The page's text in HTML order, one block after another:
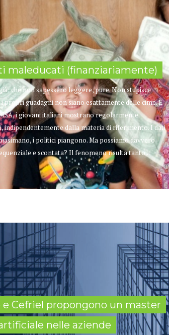
maleducati (finanziariamente)
che non sapessero leggere, pure. Non stupisce
propri guadagni non siano esattamente delle cime. È
i giovani italiani mostrano regolarmente
indipendentemente dalla materia di riferimento. I dati
i politici piangono. Ma possiamo davvero
e scontata? Il fenomeno risulta tanto...
Cefriel propongono un master
nelle aziende